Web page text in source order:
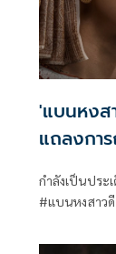
'แบนหงส
แถลงกา
กำลังเป็นปร
#แบนหงสาวดี
ท่านหนึ่ง ทำเ